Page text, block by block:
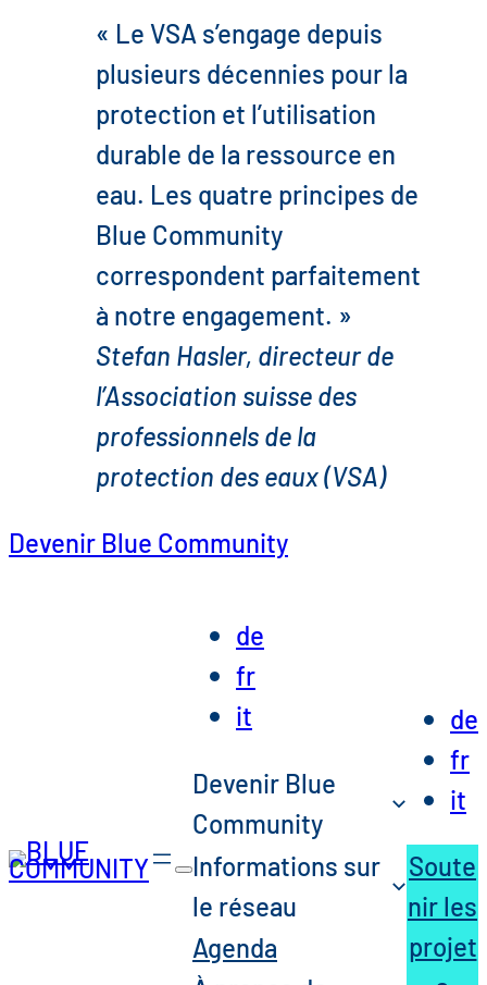
« Le VSA s’engage depuis
plusieurs décennies pour la
protection et l’utilisation
durable de la ressource en
eau. Les quatre principes de
Blue Community
correspondent parfaitement
à notre engagement. »
Stefan Hasler, directeur de
l’Association suisse des
professionnels de la
protection des eaux (VSA)
Devenir Blue Community
de
fr
it
Devenir Blue
Community
Informations sur
le réseau
Agenda
de
fr
it
Soute
nir les
projet